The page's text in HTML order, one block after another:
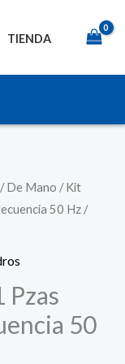
TIENDA
/De Mano / Kit
50 Hz /
50